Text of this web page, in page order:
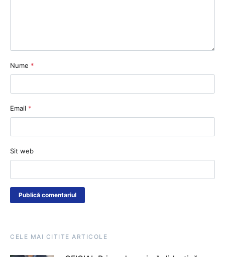
Nume *
Email *
Sit web
CELE MAI CITITE ARTICOLE